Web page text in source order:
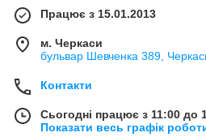
Працює з 15.01.2013
м. Черкаси
бульвар Шевченка 389,
Контакти
Сьогодні працює з 11:00 до
Показати весь графік